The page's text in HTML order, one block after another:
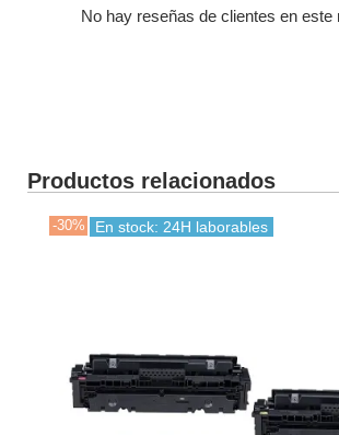
No hay reseñas de clientes en este
Productos relacionados
-30% En stock: 24H laborables